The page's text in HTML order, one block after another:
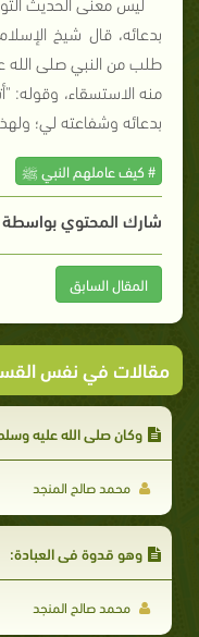
بدعائه، قال شيخ
طلب من النبي صلى الله
منه الاستسقاء، وقوله:
بدعائه وشفاعته لي؛
# كيف عاملهم النبي ﷺ
شارك المحتوي
المقال السابق
مقالات في نفس
وكان صلى الله عليه وسلم
محمد صالح المنجد
وهو قدوة في العبادة:
محمد صالح المنجد